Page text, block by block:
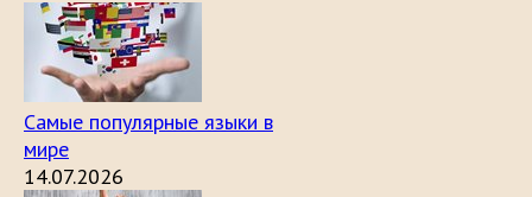
Самые популярные языки в
мире
14.07.2026